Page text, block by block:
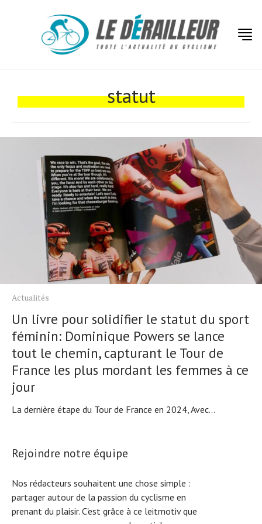
statut
Actualités
Un livre pour solidifier le statut du sport
féminin: Dominique Powers se lance
tout le chemin, capturant le Tour de
France les plus mordant les femmes à ce
jour
La dernière étape du Tour de France en 2024, Avec...
Rejoindre notre équipe
Nos rédacteurs souhaitent une chose simple :
partager autour de la passion du cyclisme en
prenant du plaisir. C'est grâce à ce leitmotiv que
Tests de produits
Tendances
Tous nos articles
À propos